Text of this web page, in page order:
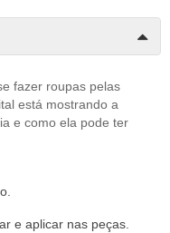
fazer roupas pelas
está mostrando a
e como ela pode ter
e aplicar nas peças.